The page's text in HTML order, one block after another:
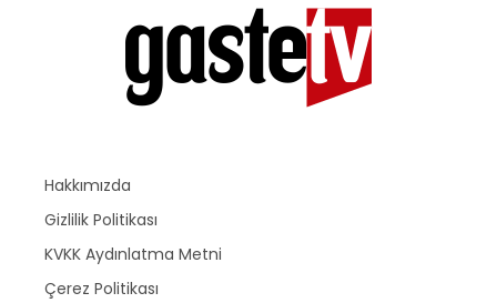
Hakkımızda
Gizlilik Politikası
KVKK Aydınlatma Metni
Çerez Politikası